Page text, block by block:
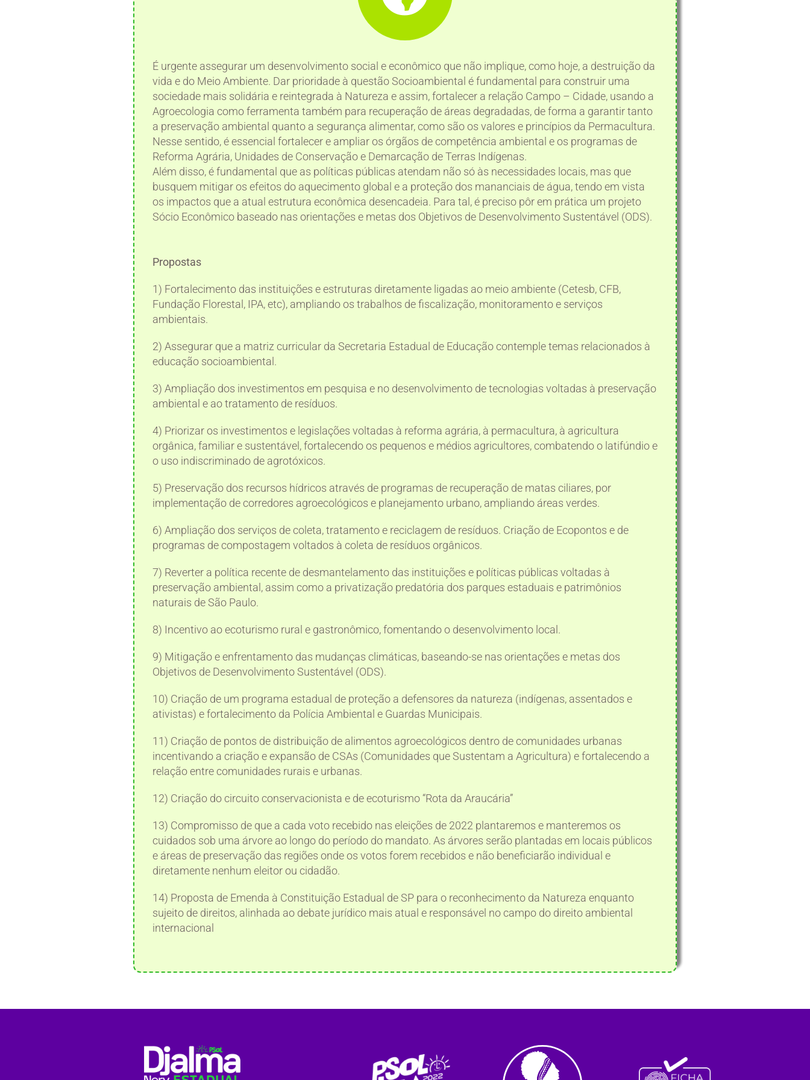
É urgente assegurar um desenvolvimento social e econômico que não implique, como hoje, a destruição da
vida e do Meio Ambiente. Dar prioridade à questão Socioambiental é fundamental para construir uma
sociedade mais solidária e reintegrada à Natureza e assim, fortalecer a relação Campo – Cidade, usando a
Agroecologia como ferramenta também para recuperação de áreas degradadas, de forma a garantir tanto
a preservação ambiental quanto a segurança alimentar, como são os valores e princípios da Permacultura.
Nesse sentido, é essencial fortalecer e ampliar os órgãos de competência ambiental e os programas de
Reforma Agrária, Unidades de Conservação e Demarcação de Terras Indígenas.
Além disso, é fundamental que as políticas públicas atendam não só às necessidades locais, mas que
busquem mitigar os efeitos do aquecimento global e a proteção dos mananciais de água, tendo em vista
os impactos que a atual estrutura econômica desencadeia. Para tal, é preciso pôr em prática um projeto
Sócio Econômico baseado nas orientações e metas dos Objetivos de Desenvolvimento Sustentável (ODS).
Propostas
1) Fortalecimento das instituições e estruturas diretamente ligadas ao meio ambiente (Cetesb, CFB,
Fundação Florestal, IPA, etc), ampliando os trabalhos de fiscalização, monitoramento e serviços
ambientais.
2) Assegurar que a matriz curricular da Secretaria Estadual de Educação contemple temas relacionados à
educação socioambiental.
3) Ampliação dos investimentos em pesquisa e no desenvolvimento de tecnologias voltadas à preservação
ambiental e ao tratamento de resíduos.
4) Priorizar os investimentos e legislações voltadas à reforma agrária, à permacultura, à agricultura
orgânica, familiar e sustentável, fortalecendo os pequenos e médios agricultores, combatendo o latifúndio e
o uso indiscriminado de agrotóxicos.
5) Preservação dos recursos hídricos através de programas de recuperação de matas ciliares, por
implementação de corredores agroecológicos e planejamento urbano, ampliando áreas verdes.
6) Ampliação dos serviços de coleta, tratamento e reciclagem de resíduos. Criação de Ecopontos e de
programas de compostagem voltados à coleta de resíduos orgânicos.
7) Reverter a política recente de desmantelamento das instituições e políticas públicas voltadas à
preservação ambiental, assim como a privatização predatória dos parques estaduais e patrimônios
naturais de São Paulo.
8) Incentivo ao ecoturismo rural e gastronômico, fomentando o desenvolvimento local.
9) Mitigação e enfrentamento das mudanças climáticas, baseando-se nas orientações e metas dos
Objetivos de Desenvolvimento Sustentável (ODS).
10) Criação de um programa estadual de proteção a defensores da natureza (indígenas, assentados e
ativistas) e fortalecimento da Polícia Ambiental e Guardas Municipais.
11) Criação de pontos de distribuição de alimentos agroecológicos dentro de comunidades urbanas
incentivando a criação e expansão de CSAs (Comunidades que Sustentam a Agricultura) e fortalecendo a
relação entre comunidades rurais e urbanas.
12) Criação do circuito conservacionista e de ecoturismo “Rota da Araucária”
13) Compromisso de que a cada voto recebido nas eleições de 2022 plantaremos e manteremos os
cuidados sob uma árvore ao longo do período do mandato. As árvores serão plantadas em locais públicos
e áreas de preservação das regiões onde os votos forem recebidos e não beneficiarão individual e
diretamente nenhum eleitor ou cidadão.
14) Proposta de Emenda à Constituição Estadual de SP para o reconhecimento da Natureza enquanto
sujeito de direitos, alinhada ao debate jurídico mais atual e responsável no campo do direito ambiental
internacional